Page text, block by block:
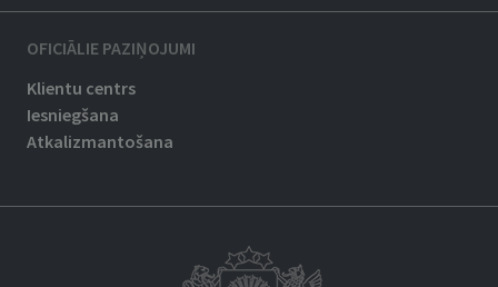
OFICIĀLIE PAZIŅOJUMI
Klientu centrs
Iesniegšana
Atkalizmantošana